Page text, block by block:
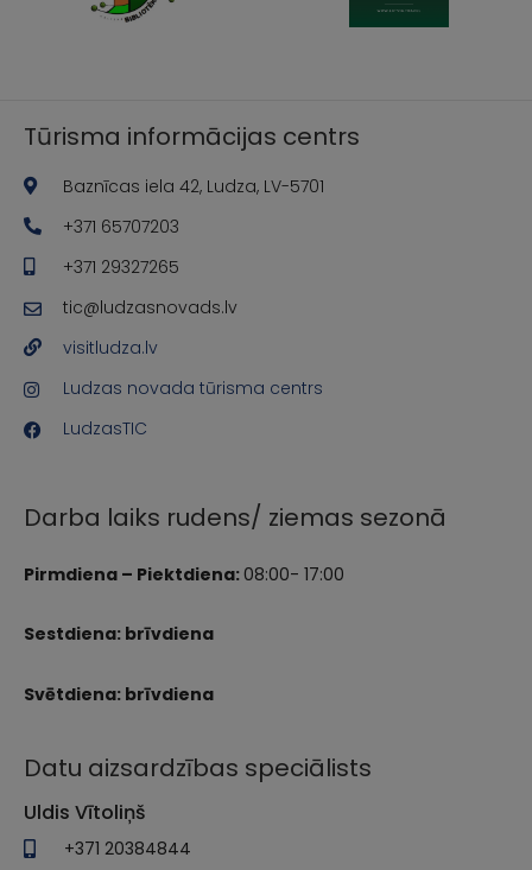
Tūrisma informācijas centrs
Baznīcas iela 42, Ludza, LV-5701
+371 65707203
+371 29327265
tic@ludzasnovads.lv
visitludza.lv
Ludzas novada tūrisma centrs
LudzasTIC
Darba laiks rudens/ ziemas sezonā
Pirmdiena – Piektdiena:08:00- 17:00
Sestdiena: brīvdiena
Svētdiena: brīvdiena
Datu aizsardzības speciālists
Uldis Vītoliņš
+371 20384844